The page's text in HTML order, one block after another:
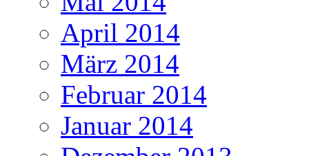
April 2014
März 2014
Februar 2014
Januar 2014